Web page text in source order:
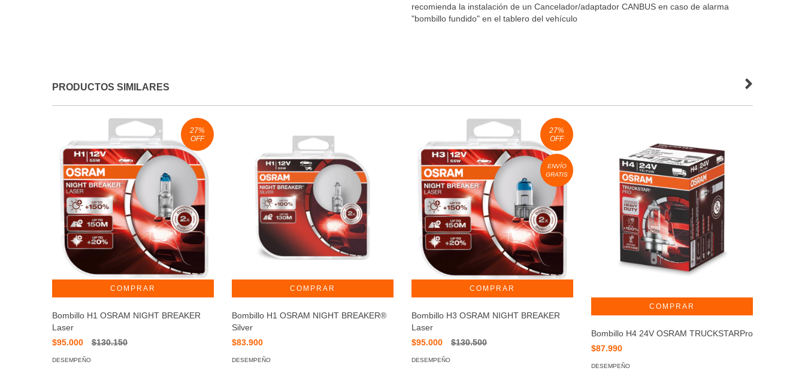
recomienda la instalación de un Cancelador/adaptador CANBUS en caso de alarma
"bombillo fundido" en el tablero del vehículo
PRODUCTOS SIMILARES
27%
OFF
Bombillo H1 OSRAM NIGHT BREAKER
Laser
$95.000
$130.150
DESEMPEÑO
Bombillo H1 OSRAM NIGHT BREAKER®
Silver
$83.900
DESEMPEÑO
27%
OFF
ENVÍO
GRATIS
Bombillo H3 OSRAM NIGHT BREAKER
Laser
$95.000
$130.500
DESEMPEÑO
Bombillo H4 24V OSRAM TRUCKSTARPro
$87.990
DESEMPEÑO